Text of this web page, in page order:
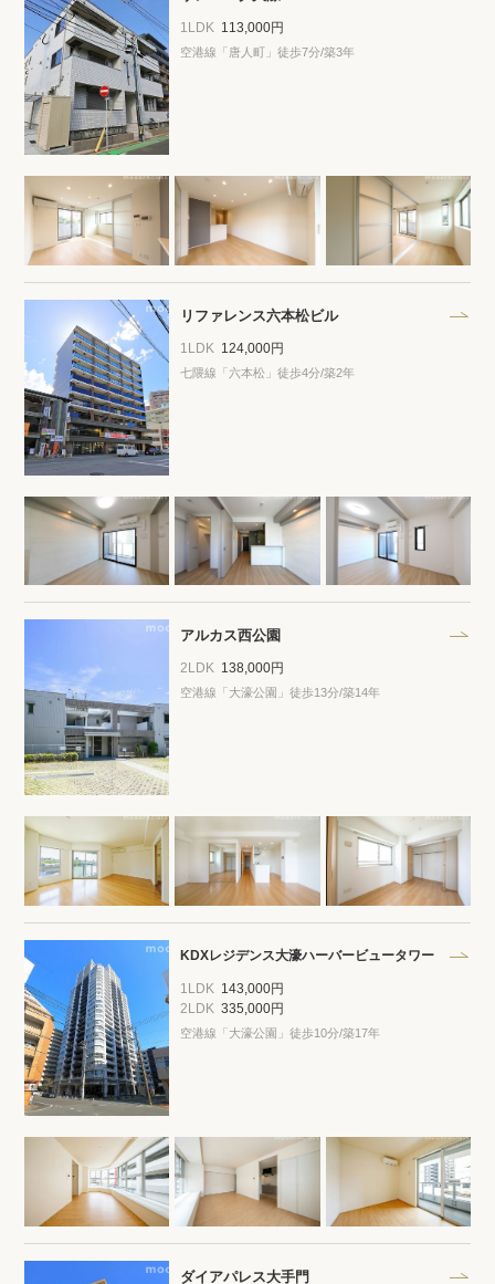
1LDK 113,000円
空港線「唐人町」徒歩7分/築3年
リファレンス六本松ビル
1LDK 124,000円
七隈線「六本松」徒歩4分/築2年
アルカス西公園
2LDK 138,000円
空港線「大濠公園」徒歩13分/築14年
KDXレジデンス大濠ハーバービュータワー
1LDK 143,000円
2LDK 335,000円
空港線「大濠公園」徒歩10分/築17年
ダイアパレス大手門